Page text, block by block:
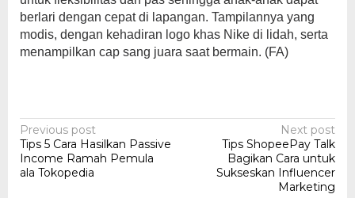
berlari dengan cepat di lapangan. Tampilannya yang
modis, dengan kehadiran logo khas Nike di lidah, serta
menampilkan cap sang juara saat bermain. (FA)
Post
navigation
Previous post
Tips 5 Cara Hasilkan Passive
Income Ramah Pemula
ala Tokopedia
Next post
Tips ShopeePay Talk
Bagikan Cara untuk
Sukseskan Influencer
Marketing